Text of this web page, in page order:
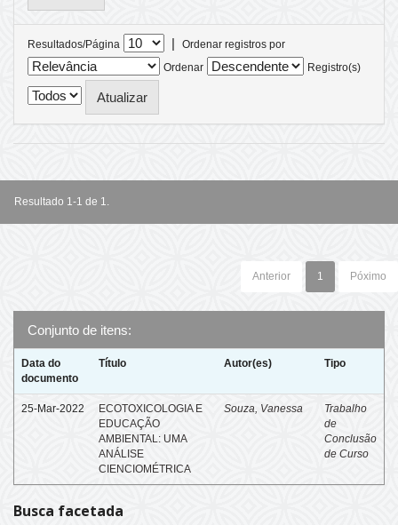
Resultados/Página |
Ordenar registros por
Ordenar
Registro(s)
Resultado 1-1 de 1.
Anterior 1 Póximo
Conjunto de itens:
Data do
documento
Título Autor(es) Tipo
25-Mar-2022
ECOTOXICOLOGIA E
EDUCAÇÃO
AMBIENTAL: UMA
ANÁLISE
CIENCIOMÉTRICA
Souza, Vanessa
Trabalho
de
Conclusão
de Curso
Busca facetada